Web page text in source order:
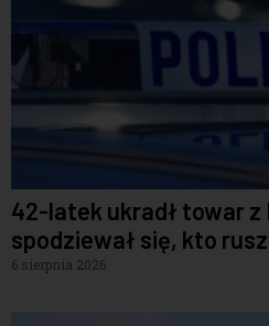
42-latek ukradł towar z
spodziewał się, kto
6 sierpnia 2026